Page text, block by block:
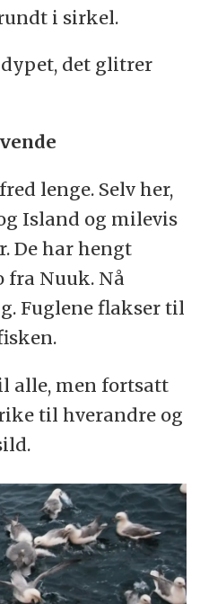
i sirkel.
det glitrer
lenge. Selv her,
Island og milevis
De har hengt
fra Nuuk. Nå
Fuglene flakser til
alle, men fortsatt
til hverandre og